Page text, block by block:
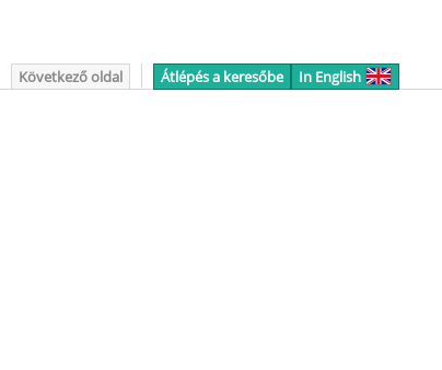
Következő oldal Átlépés a keresőbe In English